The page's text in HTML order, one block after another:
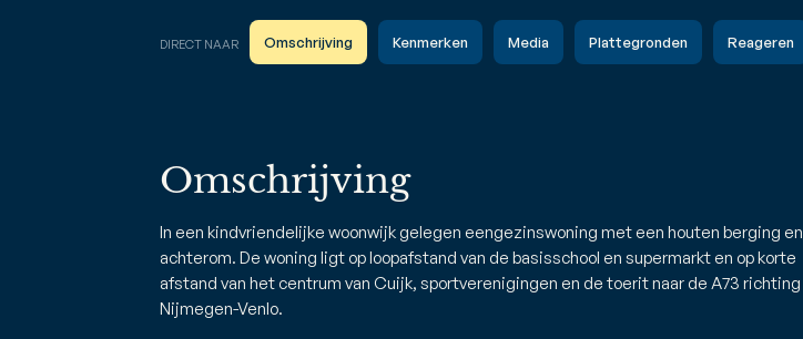
DIRECT NAAR Omschrijving Kenmerken Media Plattegronden Reageren
Omschrijving
In een kindvriendelijke woonwijk gelegen eengezinswoning met een houten berging en
achterom. De woning ligt op loopafstand van de basisschool en supermarkt en op korte
afstand van het centrum van Cuijk, sportverenigingen en de toerit naar de A73 richting
Nijmegen-Venlo.